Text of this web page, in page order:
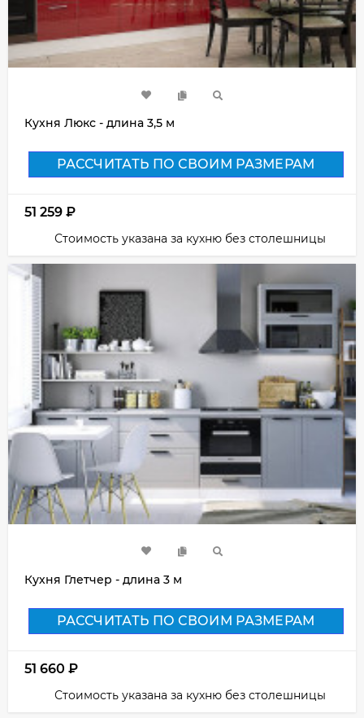
Кухня Люкс - длина 3,5 м
РАССЧИТАТЬ ПО СВОИМ РАЗМЕРАМ
51 259 ₽
Стоимость указана за кухню без столешницы
Кухня Глетчер - длина 3 м
РАССЧИТАТЬ ПО СВОИМ РАЗМЕРАМ
51 660 ₽
Стоимость указана за кухню без столешницы